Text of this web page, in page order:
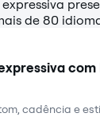
com
cadência e